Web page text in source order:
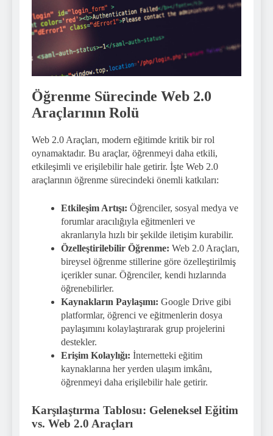
Öğrenme Sürecinde Web 2.0
Araçlarının Rolü
Web 2.0 Araçları, modern eğitimde kritik bir rol
oynamaktadır. Bu araçlar, öğrenmeyi daha etkili,
etkileşimli ve erişilebilir hale getirir. İşte Web 2.0
araçlarının öğrenme sürecindeki önemli katkıları:
Etkileşim Artışı: Öğrenciler, sosyal medya ve
forumlar aracılığıyla eğitmenleri ve
akranlarıyla hızlı bir şekilde iletişim kurabilir.
Özelleştirilebilir Öğrenme: Web 2.0 Araçları,
bireysel öğrenme stillerine göre özelleştirilmiş
içerikler sunar. Öğrenciler, kendi hızlarında
öğrenebilirler.
Kaynakların Paylaşımı: Google Drive gibi
platformlar, öğrenci ve eğitmenlerin dosya
paylaşımını kolaylaştırarak grup projelerini
destekler.
Erişim Kolaylığı: İnternetteki eğitim
kaynaklarına her yerden ulaşım imkânı,
öğrenmeyi daha erişilebilir hale getirir.
Karşılaştırma Tablosu: Geleneksel Eğitim
vs. Web 2.0 Araçları